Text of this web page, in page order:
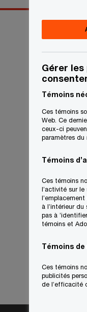
Gérer
Témoins
Ces témoins
Web. Ce
ceux-ci
paramètres du
Témoins
Ces témoins
l’activité sur
à l’intérieur
pas à
témoins et
Témoins
Ces témoins
publicités
de l’efficacité